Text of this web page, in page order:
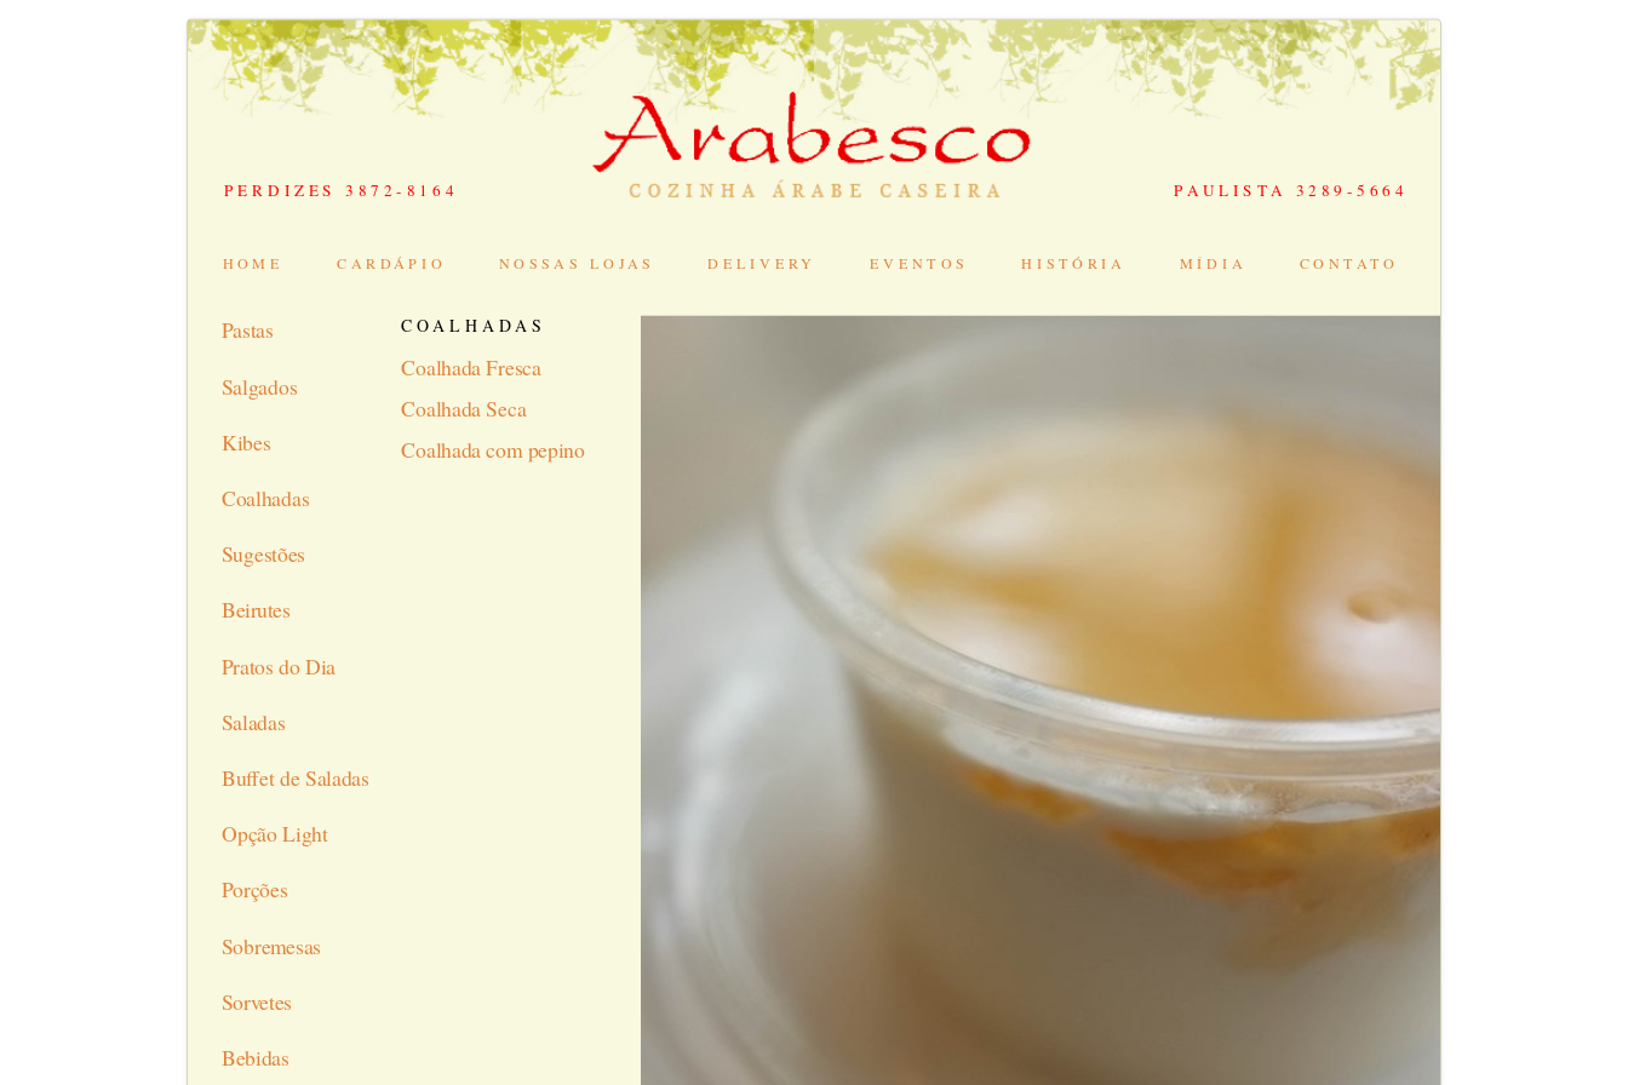
PERDIZES 3872-8164 PAULISTA 3289-5664
HOME CARDÁPIO NOSSAS LOJAS DELIVERY EVENTOS HISTÓRIA MÍDIA CONTATO
Pastas
Salgados
Kibes
Coalhadas
Sugestões
Beirutes
Pratos do Dia
Saladas
Buffet de Saladas
Opção Light
Porções
Sobremesas
Sorvetes
Bebidas
COALHADAS
Coalhada Fresca
Coalhada Seca
Coalhada com pepino